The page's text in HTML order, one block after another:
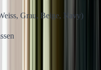
Grau, Beige, Navy)